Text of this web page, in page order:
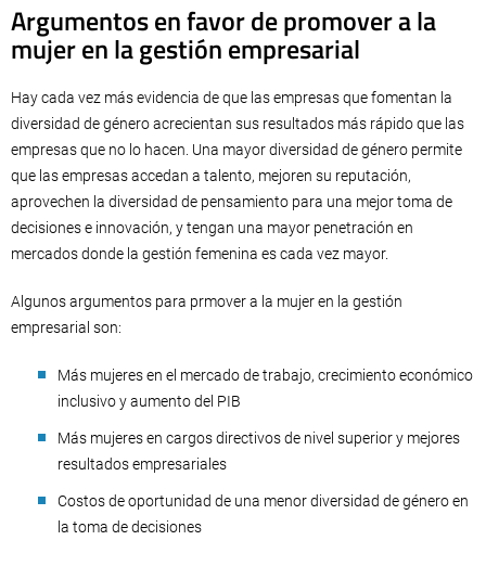
Argumentos en favor de promover a la
mujer en la gestión empresarial
Hay cada vez más evidencia de que las empresas que fomentan la
diversidad de género acrecientan sus resultados más rápido que las
empresas que no lo hacen. Una mayor diversidad de género permite
que las empresas accedan a talento, mejoren su reputación,
aprovechen la diversidad de pensamiento para una mejor toma de
decisiones e innovación, y tengan una mayor penetración en
mercados donde la gestión femenina es cada vez mayor.
Algunos argumentos para prmover a la mujer en la gestión
empresarial son:
Más mujeres en el mercado de trabajo, crecimiento económico
inclusivo y aumento del PIB
Más mujeres en cargos directivos de nivel superior y mejores
resultados empresariales
Costos de oportunidad de una menor diversidad de género en
la toma de decisiones